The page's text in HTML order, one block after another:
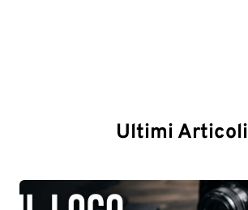
Ultimi Articoli